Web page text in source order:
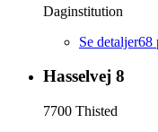
Daginstitution
Se detaljer68
Hasselvej 8
7700 Thisted